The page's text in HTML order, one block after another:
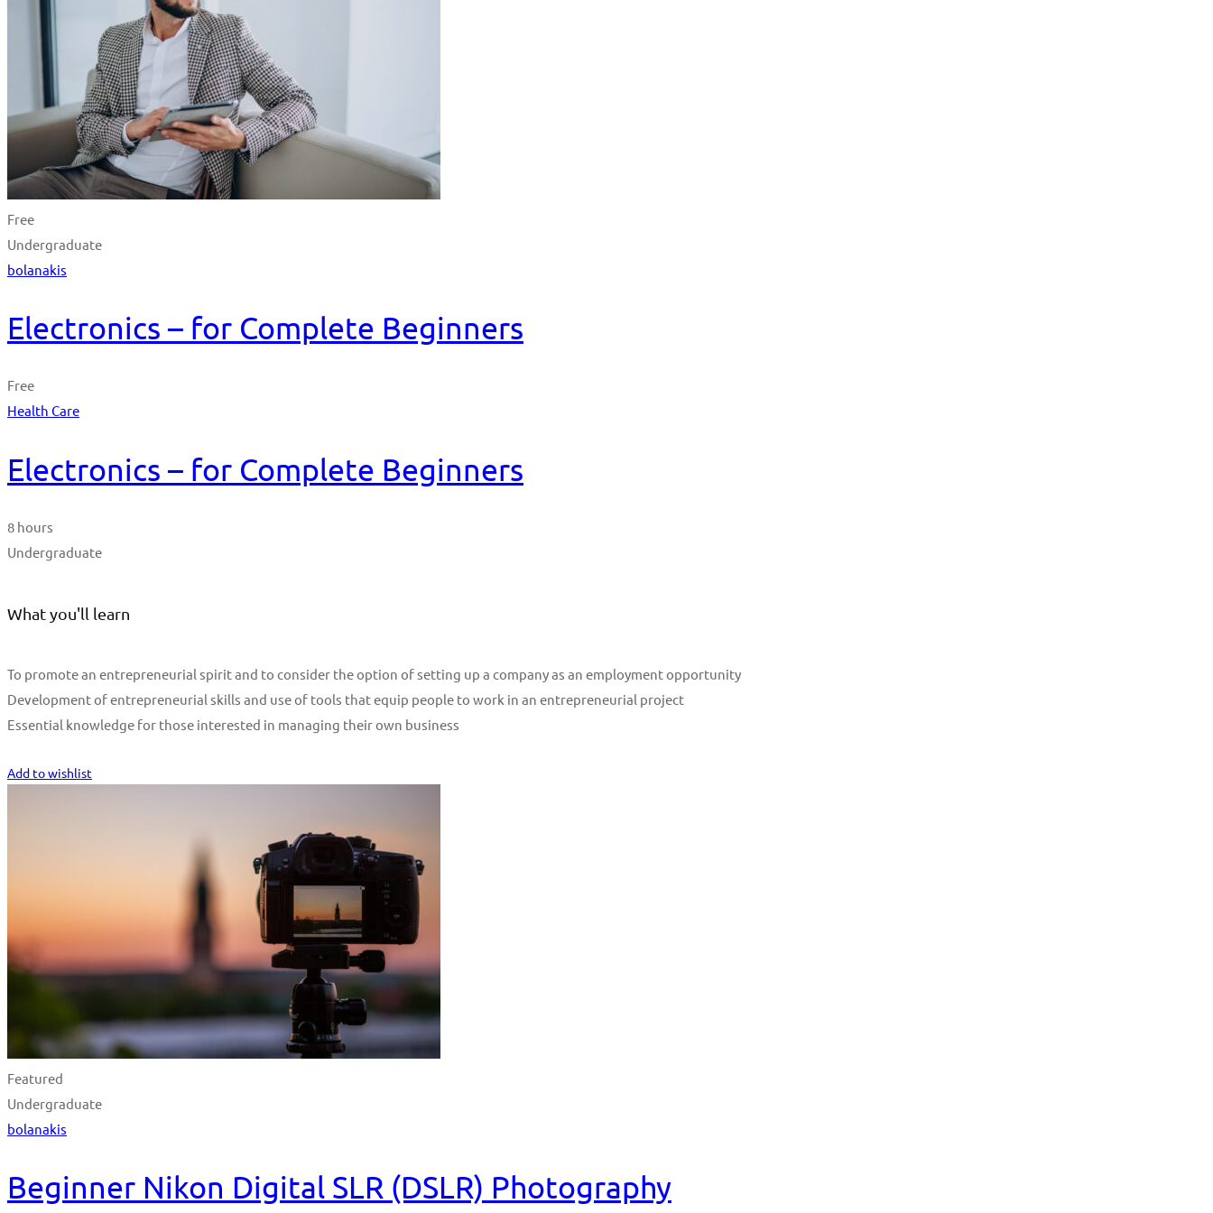
Free
Undergraduate
bolanakis
Electronics – for Complete Beginners
Free
Health Care
Electronics – for Complete Beginners
8 hours
Undergraduate
What you'll learn
To promote an entrepreneurial spirit and to consider the option of setting up a company as an employment opportunity
Development of entrepreneurial skills and use of tools that equip people to work in an entrepreneurial project
Essential knowledge for those interested in managing their own business
Add to wishlist
Featured
Undergraduate
bolanakis
Beginner Nikon Digital SLR (DSLR) Photography